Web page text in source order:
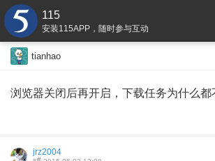
115
安装115APP，随时参与互动
tianhao
浏览器关闭后再开启，下载任务为什么都
jrz2004
#